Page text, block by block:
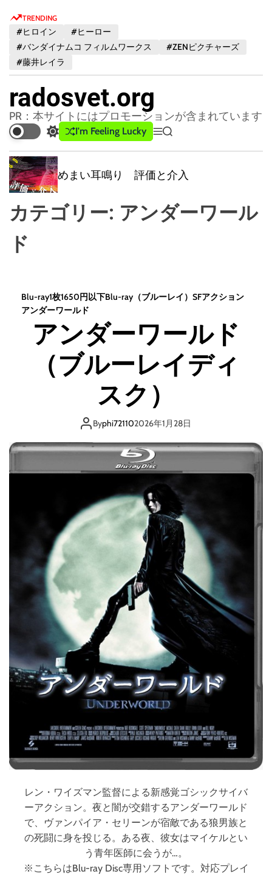
TRENDING
#ヒロイン
#ヒーロー
#バンダイナムコ フィルムワークス
#ZENピクチャーズ
#藤井レイラ
radosvet.org
PR：本サイトにはプロモーションが含まれています
S
w
i
t
c
c
o
d
e
I'm Feeling Lucky
M
e
u
S
e
r
めまい耳鳴り 評価と介入
カテゴリー: アンダーワール
ド
Blu-ray1枚1650円以下Blu-ray（ブルーレイ） SFアクション
アンダーワールド
アンダーワールド
（ブルーレイディ
スク）
Byphi721102026年1月28日
レン・ワイズマン監督による新感覚ゴシックサイバ
ーアクション。夜と闇が交錯するアンダーワールド
で、ヴァンパイア・セリーンが宿敵である狼男族と
の死闘に身を投じる。ある夜、彼女はマイケルとい
う青年医師に会うが…。
※こちらはBlu-ray Disc専用ソフトです。対応プレイ